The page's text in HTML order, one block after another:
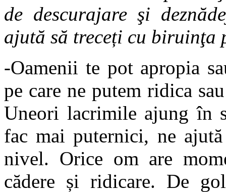
de descurajare şi
ajută să treceți cu biruinţa
-Oamenii te pot apropia
pe care ne putem ridica
Uneori lacrimile ajung în
fac mai puternici, ne
nivel. Orice om are
cădere și ridicare. De